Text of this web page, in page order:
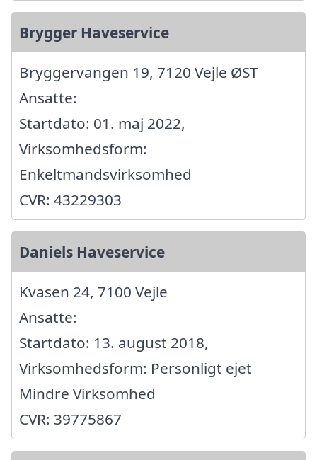
Brygger Haveservice
Bryggervangen 19, 7120 Vejle ØST
Ansatte:
Startdato: 01. maj 2022,
Virksomhedsform:
Enkeltmandsvirksomhed
CVR: 43229303
Daniels Haveservice
Kvasen 24, 7100 Vejle
Ansatte:
Startdato: 13. august 2018,
Virksomhedsform: Personligt ejet
Mindre Virksomhed
CVR: 39775867